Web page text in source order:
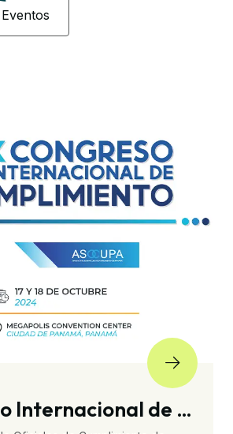
52° Conferencia Anual de la Sociedad
Anual del International Embryo